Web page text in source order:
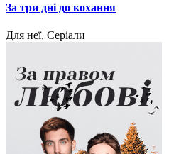
За три дні до кохання
Для неї, Серіали